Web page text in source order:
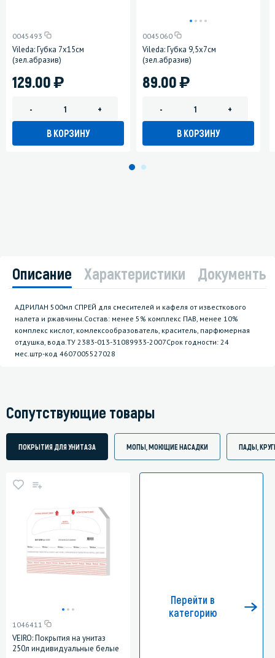
0045493
Vileda: Губка 7х15см
(зел.абразив)
129.00)
- +
В КОРЗИНУ
0045060
Vileda: Губка 9,5х7см
(зел.абразив)
89.00)
- +
В КОРЗИНУ
Описание Характеристики Документы
АДРИЛАН 500мл СПРЕЙ для смесителей и кафеля от известкового
налета и ржавчины.Состав: менее 5% комплекс ПАВ, менее 10%
комплекс кислот, комлексообразователь, краситель, парфюмерная
отдушка, вода.ТУ 2383-013-31089933-2007Срок годности: 24
мес.штр-код 4607005527028
Сопутствующие товары
ПОКРЫТИЯ ДЛЯ УНИТАЗА МОПЫ, МОЮЩИЕ НАСАДКИ ПАДЫ,
1046411
VEIRO: Покрытия на унитаз
250л индивидуальные белые
Перейти в
категорию